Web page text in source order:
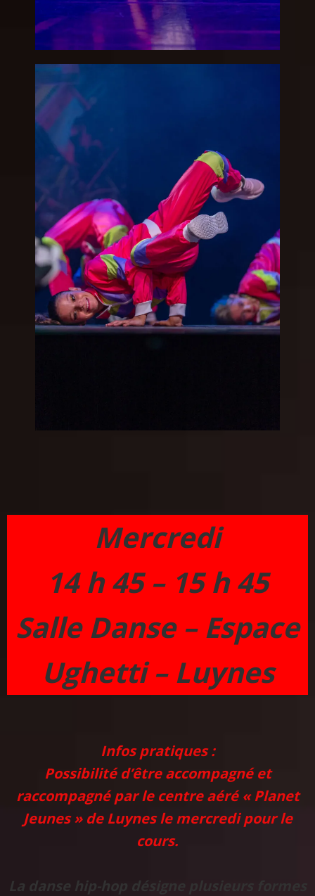
Mercredi
14 h 45 – 15 h 45
Salle Danse – Espace
Ughetti – Luynes
Infos pratiques :
Possibilité d’être accompagné et
raccompagné par le centre aéré « Planet
Jeunes » de Luynes le mercredi pour le
cours.
La danse hip-hop désigne plusieurs formes